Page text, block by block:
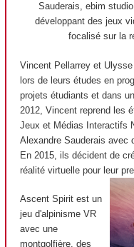
Sauderais, ebim
développant des jeux
focalisé sur la
Vincent Pellarrey et
lors de leurs études en
projets étudiants et dans
2012, Vincent reprend les
Jeux et Médias Interactifs
Alexandre Sauderais avec
En 2015, ils décident de
réalité virtuelle pour leur
Ascent Spirit est un
jeu d'alpinisme VR
avec une
montgolfière, des